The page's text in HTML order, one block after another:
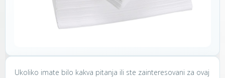
Ukoliko imate bilo kakva pitanja ili ste zainteresovani za ovaj